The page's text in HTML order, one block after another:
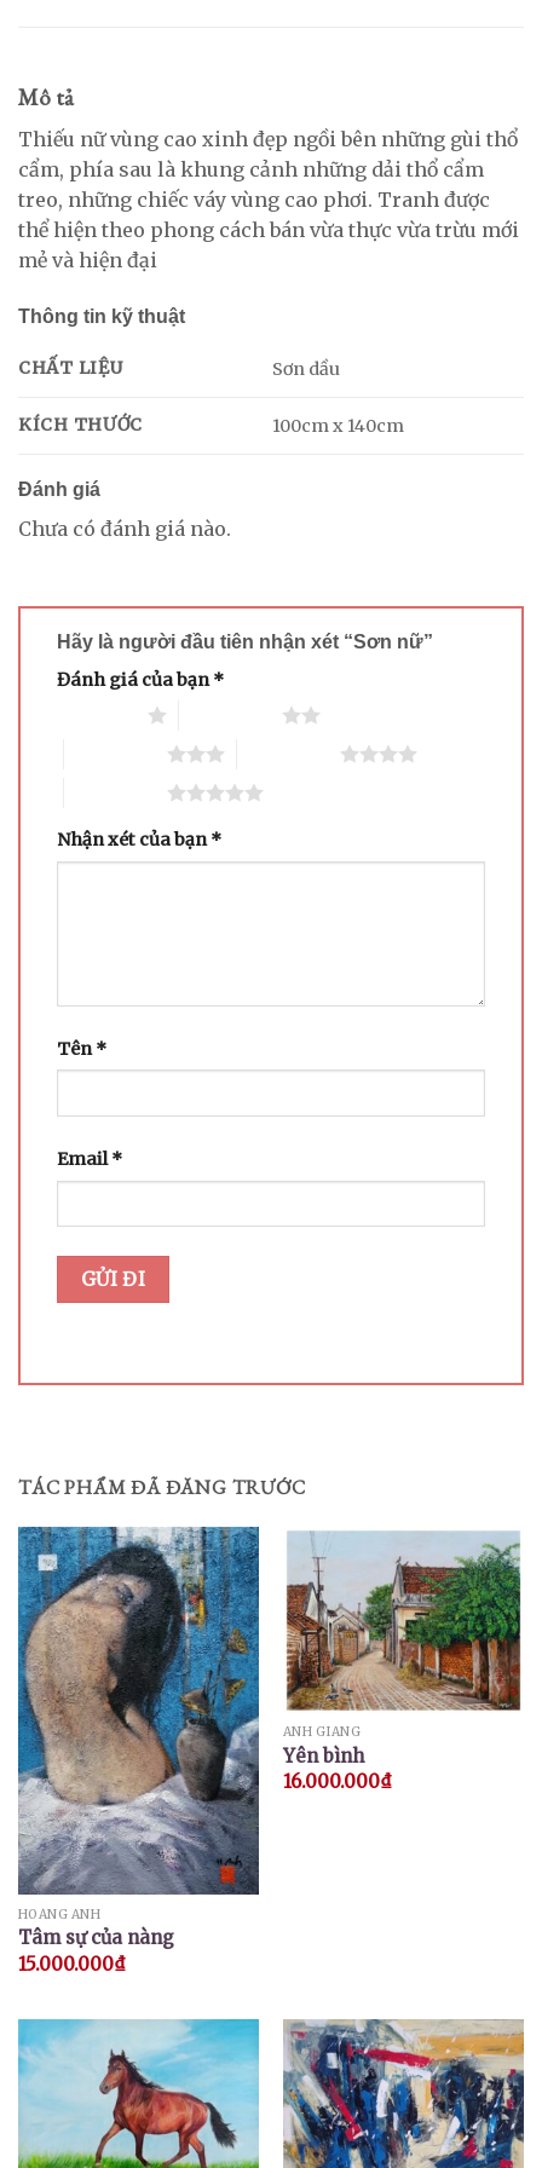
Mô tả
Thiếu nữ vùng cao xinh đẹp ngồi bên những gùi thổ
cẩm, phía sau là khung cảnh những dải thổ cẩm
treo, những chiếc váy vùng cao phơi. Tranh được
thể hiện theo phong cách bán vừa thực vừa trừu mới
mẻ và hiện đại
Thông tin kỹ thuật
CHẤT LIỆU Sơn dầu
KÍCH THƯỚC 100cm x 140cm
Đánh giá
Chưa có đánh giá nào.
Hãy là người đầu tiên nhận xét “Sơn nữ”
Đánh giá của bạn *
Nhận xét của bạn*
Tên *
Email*
TÁC PHẨM ĐÃ ĐĂNG TRƯỚC
HOÀNG ANH
Tâm sự của nàng
15.000.000₫
ANH GIANG
Yên bình
16.000.000₫